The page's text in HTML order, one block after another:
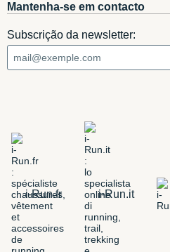
Mantenha-se em contacto
Subscrição da newsletter:
i-Run.fr i-Run.it